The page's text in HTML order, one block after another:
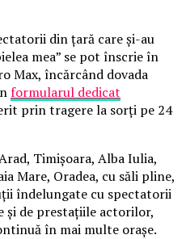
din țară care și-au
mea” se pot înscrie în
Max, încărcând dovada
formularul dedicat
prin tragere la sorți pe 24
Timișoara, Alba Iulia,
Mare, Oradea, cu săli pline,
îndelungate cu spectatorii
și de prestațiile actorilor,
în mai multe orașe.